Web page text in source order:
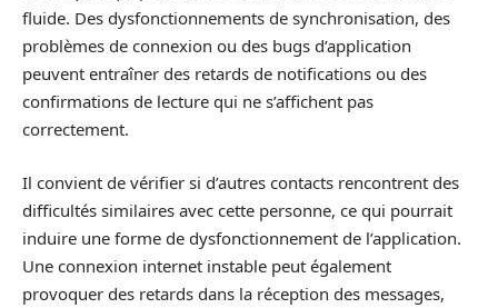
fluide. Des dysfonctionnements de synchronisation, des
problèmes de connexion ou des bugs d’application
peuvent entraîner des retards de notifications ou des
confirmations de lecture qui ne s’affichent pas
correctement.
Il convient de vérifier si d’autres contacts rencontrent des
difficultés similaires avec cette personne, ce qui pourrait
induire une forme de dysfonctionnement de l’application.
Une connexion internet instable peut également
provoquer des retards dans la réception des messages,